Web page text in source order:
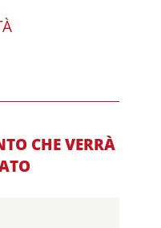
CHE VERRÀ